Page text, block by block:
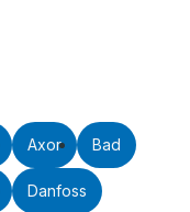
Axor Bad
Danfoss